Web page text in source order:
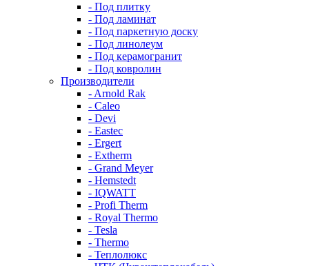
- Под плитку
- Под ламинат
- Под паркетную доску
- Под линолеум
- Под керамогранит
- Под ковролин
Производители
- Arnold Rak
- Caleo
- Devi
- Eastec
- Ergert
- Extherm
- Grand Meyer
- Hemstedt
- IQWATT
- Profi Therm
- Royal Thermo
- Tesla
- Thermo
- Теплолюкс